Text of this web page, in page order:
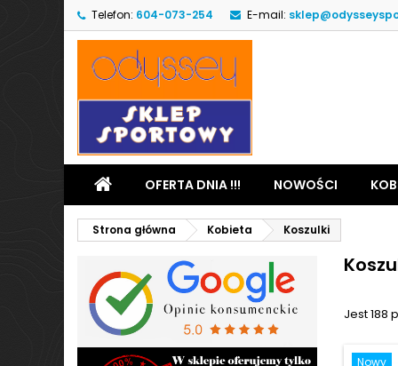
Telefon: 604-073-254 E-mail:
OFERTA DNIA !!! NOWOŚCI
Strona główna Kobieta Koszulki
Jest 188
Nowy